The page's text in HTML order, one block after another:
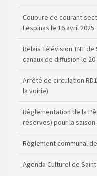
Lespinas le 16 avril 2025
Relais Télévision TNT
canaux de diffusion le
Arrêté de circulation
la voirie)
Règlementation de la
réserves) pour la saison
Règlement communal de
Agenda Culturel de
Horaire des bus